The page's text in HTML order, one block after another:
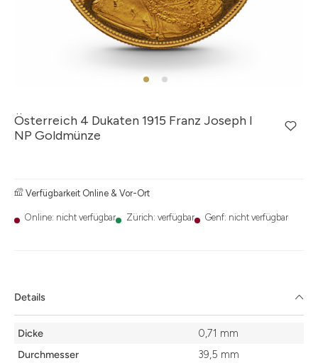
Österreich 4 Dukaten 1915 Franz Joseph I
NP Goldmünze
Verfügbarkeit Online & Vor-Ort
Online: nicht verfügbar Zürich: verfügbar Genf: nicht verfügbar
Details
Details
Dicke
0,71 mm
Durchmesser
39,5 mm